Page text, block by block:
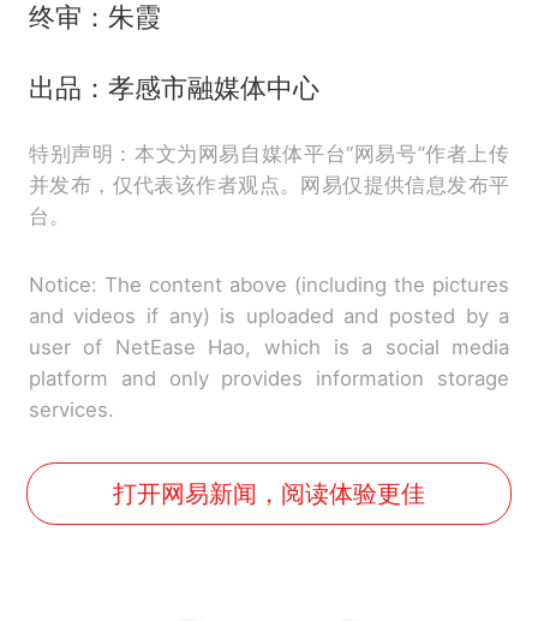
终审：朱霞
出品：孝感市融媒体中心
特别声明：本文为网易自媒体平台“网易号”作者上传
并发布，仅代表该作者观点。网易仅提供信息发布平
台。
Notice: The content above (including the pictures
and videos if any) is uploaded and posted by a
user of NetEase Hao, which is a social media
platform and only provides information storage
services.
打开网易新闻，阅读体验更佳